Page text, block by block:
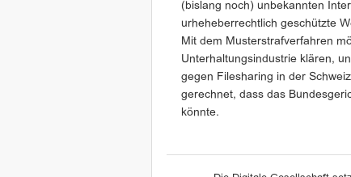
(bislang noch) unbekannten
urheheberrechtlich geschützte
Mit dem Musterstrafverfahren
Unterhaltungsindustrie klären,
gegen Filesharing in der
gerechnet, dass das
könnte.